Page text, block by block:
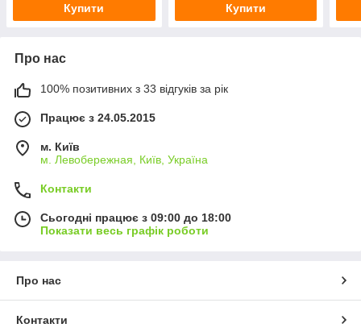
Купити Купити
Про нас
100% позитивних з 33 відгуків за рік
Працює з 24.05.2015
м. Київ
м. Левобережная, Київ, Україна
Контакти
Сьогодні працює з 09:00 до 18:00
Показати весь графік роботи
Про нас
Контакти